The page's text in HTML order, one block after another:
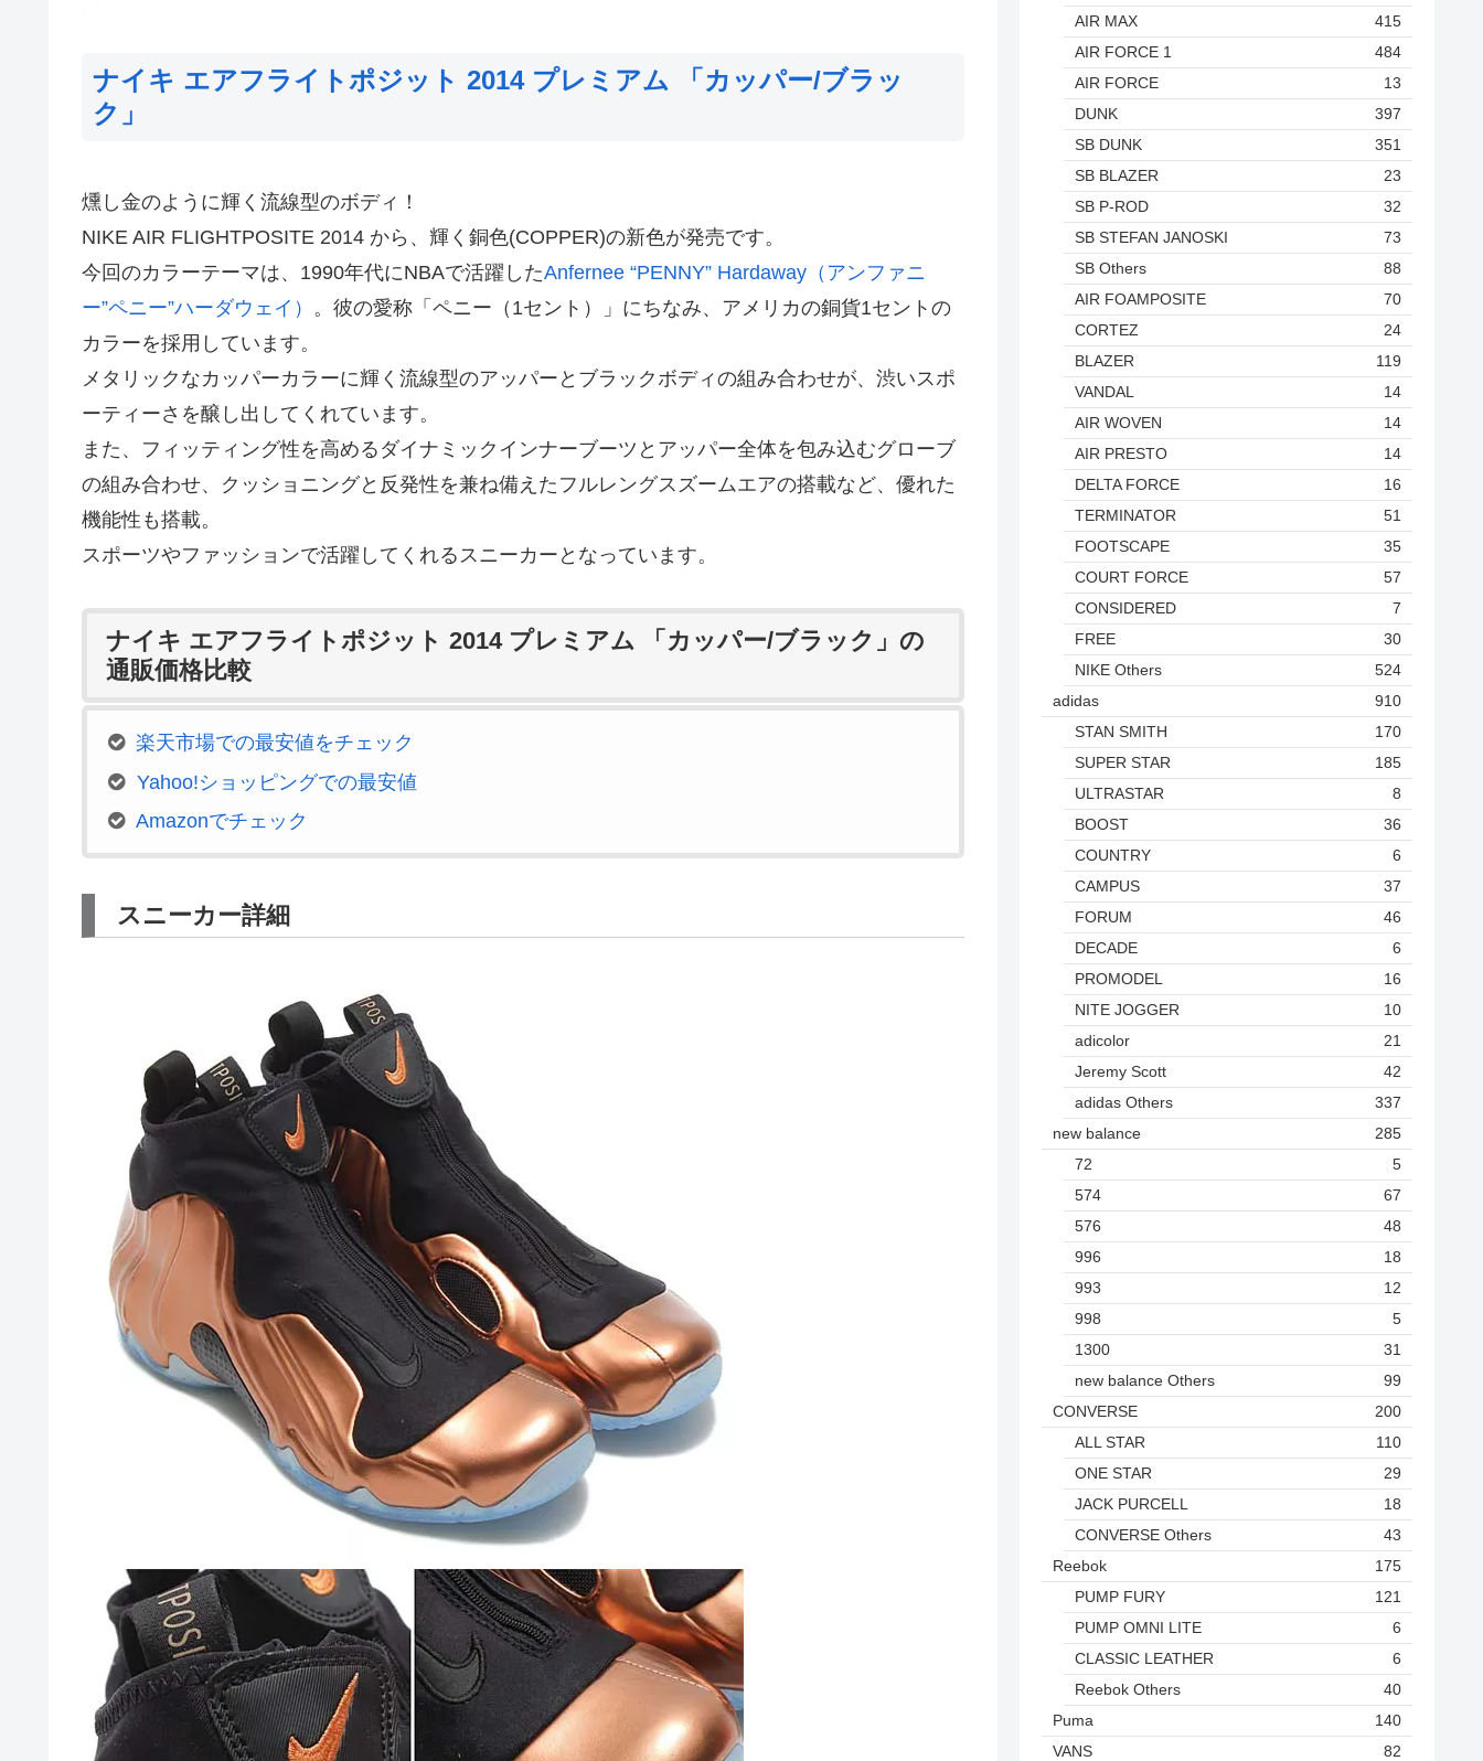
ナイキ エアフライトポジット 2014 プレミアム 「カッパー/ブラッ
ク」
燻し金のように輝く流線型のボディ！
NIKE AIR FLIGHTPOSITE 2014 から、輝く銅色(COPPER)の新色が発売です。
今回のカラーテーマは、1990年代にNBAで活躍したAnfernee “PENNY” Hardaway（アンファニ
ー”ペニー”ハーダウェイ） 。彼の愛称「ペニー（1セント）」にちなみ、アメリカの銅貨1セントの
カラーを採用しています。
メタリックなカッパーカラーに輝く流線型のアッパーとブラックボディの組み合わせが、渋いスポ
ーティーさを醸し出してくれています。
また、フィッティング性を高めるダイナミックインナーブーツとアッパー全体を包み込むグローブ
の組み合わせ、クッショニングと反発性を兼ね備えたフルレングスズームエアの搭載など、優れた
機能性も搭載。
スポーツやファッションで活躍してくれるスニーカーとなっています。
ナイキ エアフライトポジット 2014 プレミアム 「カッパー/ブラック」の
通販価格比較
楽天市場での最安値をチェック
Yahoo!ショッピングでの最安値
Amazonでチェック
スニーカー詳細
AIR MAX
415
AIR FORCE 1
484
AIR FORCE
13
DUNK
397
SB DUNK
351
SB BLAZER
23
SB P-ROD
32
SB STEFAN JANOSKI
73
SB Others
88
AIR FOAMPOSITE
70
CORTEZ
24
BLAZER
119
VANDAL
14
AIR WOVEN
14
AIR PRESTO
14
DELTA FORCE
16
TERMINATOR
51
FOOTSCAPE
35
COURT FORCE
57
CONSIDERED
7
FREE
30
NIKE Others
524
adidas
910
STAN SMITH
170
SUPER STAR
185
ULTRASTAR
8
BOOST
36
COUNTRY
6
CAMPUS
37
FORUM
46
DECADE
6
PROMODEL
16
NITE JOGGER
10
adicolor
21
Jeremy Scott
42
adidas Others
337
new balance
285
72
5
574
67
576
48
996
18
993
12
998
5
1300
31
new balance Others
99
CONVERSE
200
ALL STAR
110
ONE STAR
29
JACK PURCELL
18
CONVERSE Others
43
Reebok
175
PUMP FURY
121
PUMP OMNI LITE
6
CLASSIC LEATHER
6
Reebok Others
40
Puma
140
VANS
82